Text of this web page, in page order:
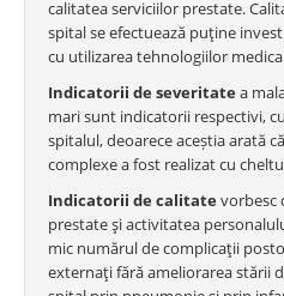
calitatea serviciilor prestate.
spital se efectuează puţine
cu utilizarea tehnologiilor
Indicatorii de severitate a
mari sunt indicatorii respectivi,
spitalul, deoarece aceștia arată
complexe a fost realizat cu
Indicatorii de calitate vorbesc
prestate şi activitatea
mic numărul de complicaţii
externaţi fără ameliorarea stării